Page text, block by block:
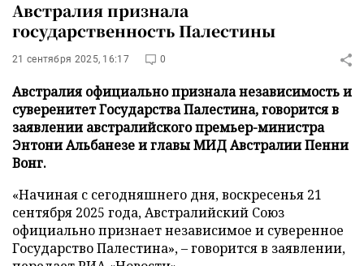
Австралия признала
государственность Палестины
21 сентября 2025, 16:17 0
Австралия официально признала независимость и
суверенитет Государства Палестина, говорится в
заявлении австралийского премьер-министра
Энтони Альбанезе и главы МИД Австралии Пенни
Вонг.
«Начиная с сегодняшнего дня, воскресенья 21
сентября 2025 года, Австралийский Союз
официально признает независимое и суверенное
Государство Палестина», – говорится в заявлении,